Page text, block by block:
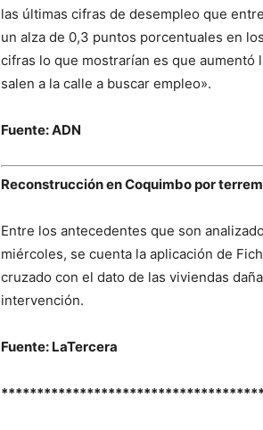
las últimas cifras de desempleo que
un alza de 0,3 puntos porcentuales en
cifras lo que mostrarían es que aumentó
salen a la calle a buscar empleo».
Fuente: ADN
Reconstrucción en Coquimbo por
Entre los antecedentes que son
miércoles, se cuenta la aplicación de
cruzado con el dato de las viviendas
intervención.
Fuente: LaTercera